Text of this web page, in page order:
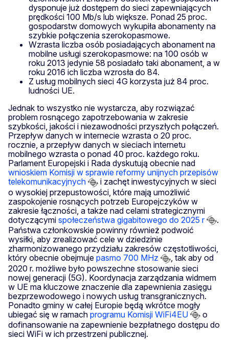
dysponuje już dostępem do sieci zapewniających
prędkości 100 Mb/s lub większe. Ponad 25 proc.
gospodarstw domowych wykupiła abonamenty na
szybkie połączenia szerokopasmowe.
Wzrasta liczba osób posiadających abonament na
mobilne usługi szerokopasmowe: na 100 osób w
roku 2013 jedynie 58 posiadało taki abonament, a w
roku 2016 ich liczba wzrosła do 84.
Z usług mobilnych sieci 4G korzysta już 84 proc.
ludności UE.
Jednak to wszystko nie wystarcza, aby rozwiązać
problem rosnącego zapotrzebowania w zakresie
szybkości, jakości i niezawodności przyszłych połączeń.
Przepływ danych w internecie wzrasta o 20 proc.
rocznie, a przepływ danych w sieciach internetu
mobilnego wzrasta o ponad 40 proc. każdego roku.
Parlament Europejski i Rada dyskutują obecnie nad
wnioskiem Komisji w sprawie reformy unijnych przepisów
telekomunikacyjnych
i zachęt inwestycyjnych w sieci
o wysokiej przepustowości, które mają umożliwić
zaspokojenie rosnących potrzeb Europejczyków w
zakresie łączności, a także nad celami strategicznymi
dotyczącymi społeczeństwa gigabitowego do 2025 r
.
Państwa członkowskie powinny również podwoić
wysiłki, aby zrealizować cele w dziedzinie
zharmonizowanego przydziału zakresów częstotliwości,
który obecnie obejmuje pasmo 700 MHz
, tak aby od
2020 r. możliwe było powszechne stosowanie sieci
nowej generacji (5G). Koordynacja zarządzania widmem
w UE ma kluczowe znaczenie dla zapewnienia zasięgu
bezprzewodowego i nowych usług transgranicznych.
Ponadto gminy w całej Europie będą wkrótce mogły
ubiegać się w ramach programu Komisji WiFi4EU
o
dofinansowanie na zapewnienie bezpłatnego dostępu do
sieci WiFi w ich przestrzeni publicznej.